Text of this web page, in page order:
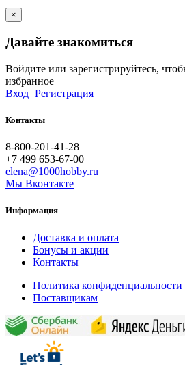
×
Давайте знакомиться
Войдите или зарегистрируйтесь,
избранное
Вход Регистрация
Контакты
8-800-201-41-28
+7 499 653-67-00
elena@1000hobby.ru
Мы Вконтакте
Информация
Доставка и оплата
Бонусы и акции
Контакты
Политика конфиденциальности
Поставщикам